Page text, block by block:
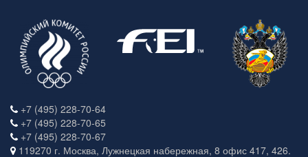
+7 (495) 228-70-64
+7 (495) 228-70-65
+7 (495) 228-70-67
119270 г. Москва, Лужнецкая набережная, 8 офис 417, 426.